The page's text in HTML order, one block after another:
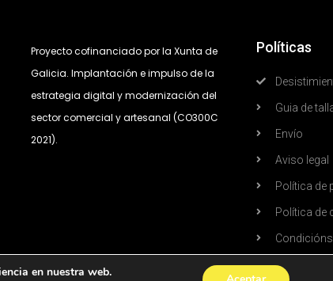
Proyecto cofinanciado por la Xunta de
Galicia. Implantación e impulso de la
estrategia digital y modernización del
sector comercial y artesanal (CO300C
2021).
Políticas
Guia de
Envío
Aviso legal
Política de
Política de
en nuestra web.